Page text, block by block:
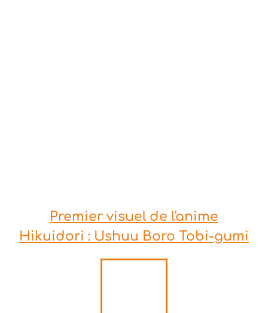
Premier visuel de l'anime
Hikuidori : Ushuu Boro Tobi-gumi